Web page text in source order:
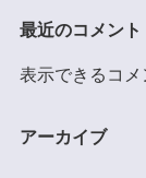
最近のコメント
表示できるコメ
アーカイブ